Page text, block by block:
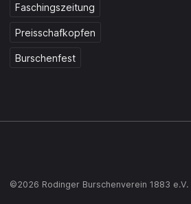
Faschingszeitung
Preisschafkopfen
Burschenfest
©2026 Rodinger Burschenverein 1883 e.V.